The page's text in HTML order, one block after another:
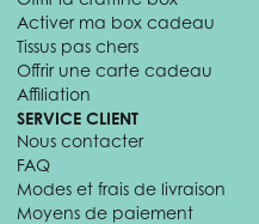
Activer ma box cadeau
Tissus pas chers
Offrir une carte cadeau
Affiliation
SERVICE CLIENT
Nous contacter
FAQ
Modes et frais de livraison
Moyens de paiement